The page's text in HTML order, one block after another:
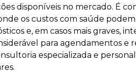
disponíveis no mercado. É
os custos com saúde
e, em casos mais graves,
para agendamentos e
especializada e